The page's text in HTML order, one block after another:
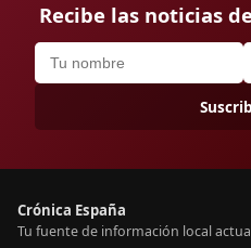
Recibe las noticias
Crónica España
Tu fuente de información local